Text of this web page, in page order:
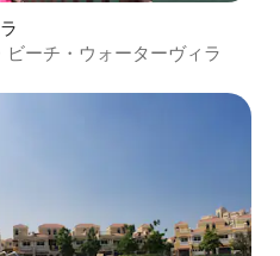
ーチ・ウォーターヴィラ